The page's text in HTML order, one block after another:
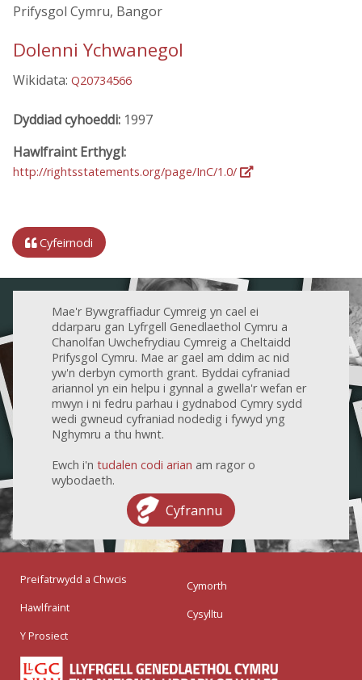
Prifysgol Cymru, Bangor
Dolenni Ychwanegol
Wikidata: Q20734566
Dyddiad cyhoeddi: 1997
Hawlfraint Erthygl:
http://rightsstatements.org/page/InC/1.0/
Cyfeirnodi
Mae'r Bywgraffiadur Cymreig yn cael ei
ddarparu gan Lyfrgell Genedlaethol Cymru a
Chanolfan Uwchefrydiau Cymreig a Cheltaidd
Prifysgol Cymru. Mae ar gael am ddim ac nid
yw'n derbyn cymorth grant. Byddai cyfraniad
ariannol yn ein helpu i gynnal a gwella'r wefan er
mwyn i ni fedru parhau i gydnabod Cymry sydd
wedi gwneud cyfraniad nodedig i fywyd yng
Nghymru a thu hwnt.
Ewch i'n tudalen codi arian am ragor o
wybodaeth.
Cyfrannu
Preifatrwydd a Chwcis
Hawlfraint
Y Prosiect
Cymorth
Cysylltu